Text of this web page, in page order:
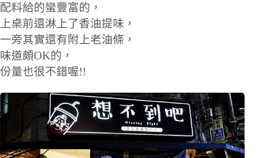
配料給的蠻豐富的，
上桌前還淋上了香油提味，
一旁其實還有附上老油條，
味道頗OK的，
份量也很不錯喔!!